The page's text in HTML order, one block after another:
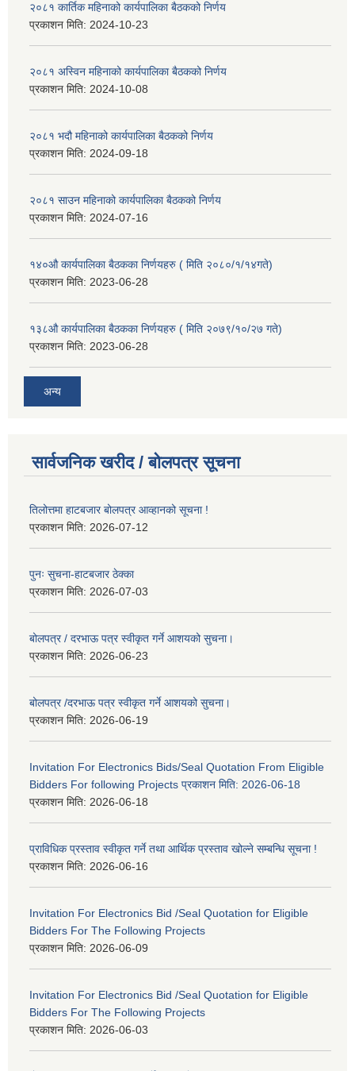
२०८१ कार्तिक महिनाको कार्यपालिका बैठकको निर्णय
प्रकाशन मिति: 2024-10-23
२०८१ अस्विन महिनाको कार्यपालिका बैठकको निर्णय
प्रकाशन मिति: 2024-10-08
२०८१ भदौ महिनाको कार्यपालिका बैठकको निर्णय
प्रकाशन मिति: 2024-09-18
२०८१ साउन महिनाको कार्यपालिका बैठकको निर्णय
प्रकाशन मिति: 2024-07-16
१४०औ कार्यपालिका बैठकका निर्णयहरु ( मिति २०८०/१/१४गते)
प्रकाशन मिति: 2023-06-28
१३८औ कार्यपालिका बैठकका निर्णयहरु ( मिति २०७९/१०/२७ गते)
प्रकाशन मिति: 2023-06-28
अन्य
सार्वजनिक खरीद / बोलपत्र सूचना
तिलोत्तमा हाटबजार बोलपत्र आव्हानको सूचना !
प्रकाशन मिति: 2026-07-12
पुनः सुचना-हाटबजार ठेक्का
प्रकाशन मिति: 2026-07-03
बोलपत्र / दरभाऊ पत्र स्वीकृत गर्ने आशयको सुचना।
प्रकाशन मिति: 2026-06-23
बोलपत्र /दरभाऊ पत्र स्वीकृत गर्ने आशयको सुचना।
प्रकाशन मिति: 2026-06-19
Invitation For Electronics Bids/Seal Quotation From Eligible
Bidders For following Projects प्रकाशन मिति: 2026-06-18
प्रकाशन मिति: 2026-06-18
प्राविधिक प्रस्ताव स्वीकृत गर्ने तथा आर्थिक प्रस्ताव खोल्ने सम्बन्धि सूचना !
प्रकाशन मिति: 2026-06-16
Invitation For Electronics Bid /Seal Quotation for Eligible
Bidders For The Following Projects
प्रकाशन मिति: 2026-06-09
Invitation For Electronics Bid /Seal Quotation for Eligible
Bidders For The Following Projects
प्रकाशन मिति: 2026-06-03